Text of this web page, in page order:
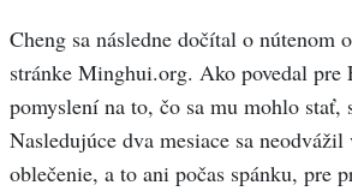
Cheng sa následne dočítal o nútenom
stránke Minghui.org. Ako povedal pre
pomyslení na to, čo sa mu mohlo stať,
Nasledujúce dva mesiace sa
oblečenie, a to ani počas spánku, pre